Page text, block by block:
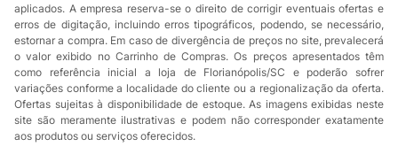
aplicados. A empresa reserva-se o direito de corrigir eventuais ofertas e
erros de digitação, incluindo erros tipográficos, podendo, se necessário,
estornar a compra. Em caso de divergência de preços no site, prevalecerá
o valor exibido no Carrinho de Compras. Os preços apresentados têm
como referência inicial a loja de Florianópolis/SC e poderão sofrer
variações conforme a localidade do cliente ou a regionalização da oferta.
Ofertas sujeitas à disponibilidade de estoque. As imagens exibidas neste
site são meramente ilustrativas e podem não corresponder exatamente
aos produtos ou serviços oferecidos.